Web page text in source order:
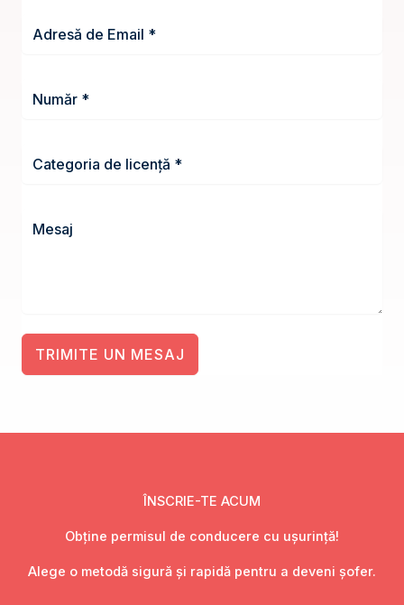
TRIMITE UN MESAJ
ÎNSCRIE-TE ACUM
Obține permisul de conducere cu ușurință!
Alege o metodă sigură și rapidă pentru a deveni șofer.